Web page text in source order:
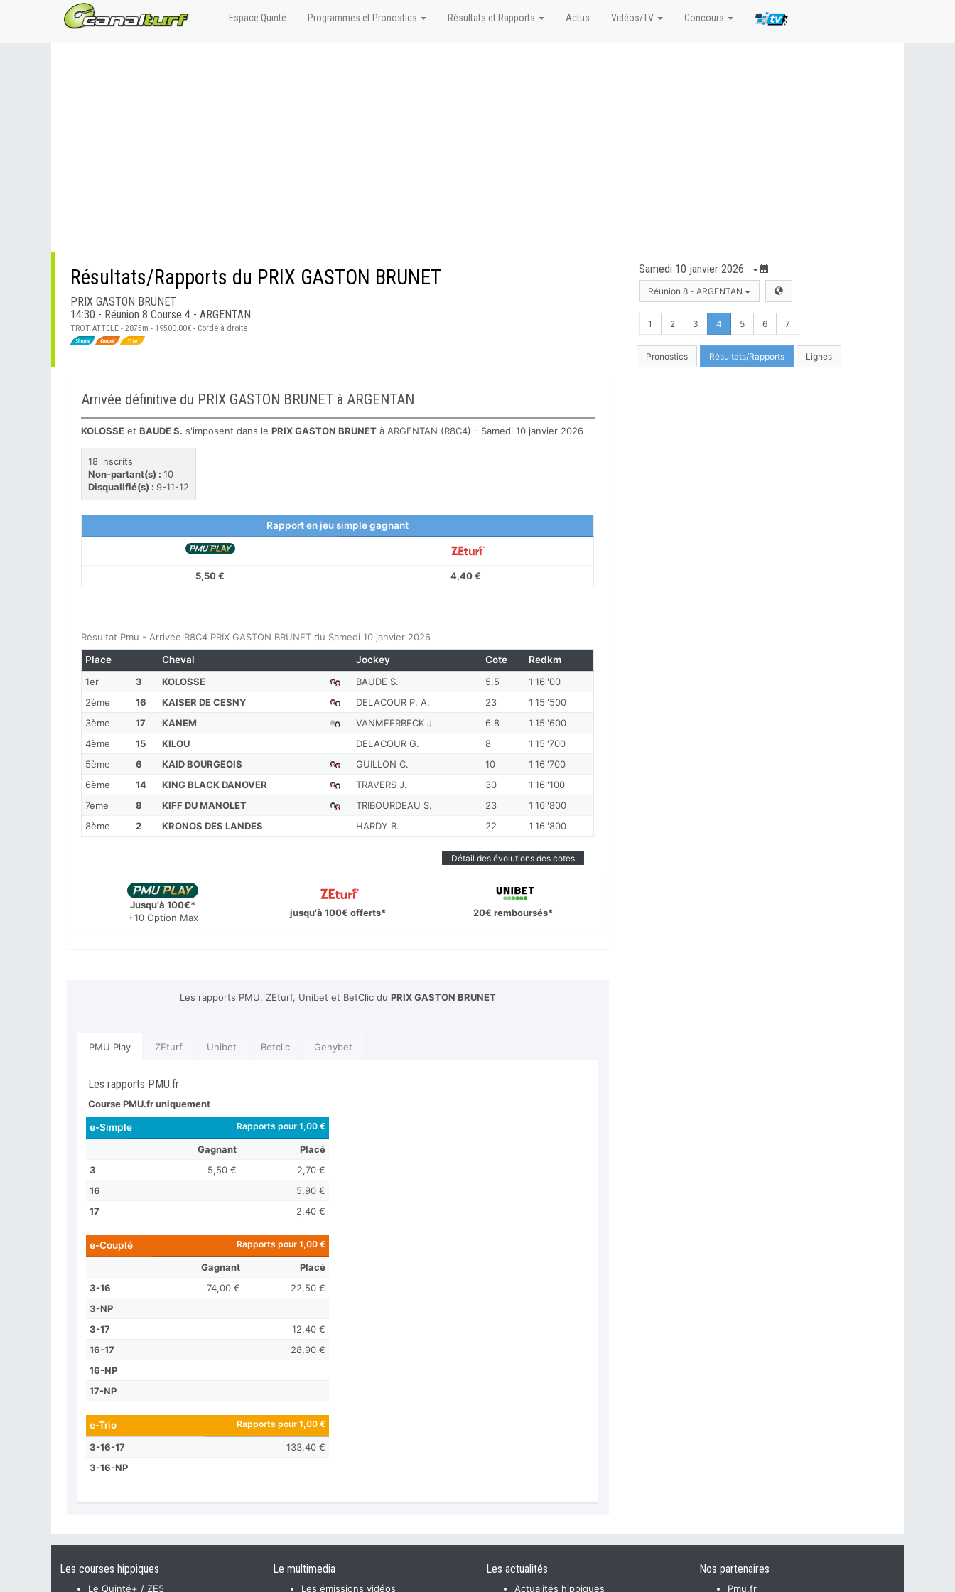
Résultats/Rapports du PRIX GASTON BRUNET
PRIX GASTON BRUNET
14:30 - Réunion 8 Course 4 - ARGENTAN
TROT ATTELE - 2875m - 19500.00€ - Corde à droite
Samedi 10 janvier 2026
Réunion 8 - ARGENTAN
1 2 3 4 5 6 7
Pronostics Résultats/Rapports Lignes
Arrivée définitive du PRIX GASTON BRUNET à ARGENTAN
KOLOSSE et BAUDE S. s'imposent dans le PRIX GASTON BRUNET à ARGENTAN (R8C4) - Samedi 10 janvier 2026
18 inscrits
Non-partant(s) : 10
Disqualifié(s) : 9-11-12
Rapport en jeu simple gagnant
5,50 € 4,40 €
Résultat Pmu - Arrivée R8C4 PRIX GASTON BRUNET du Samedi 10 janvier 2026
1er 3 KOLOSSE BAUDE S. 5.5
1'16''00
2ème
16 KAISER DE CESNY DELACOUR P. A. 23
1'15''500
3ème
17 KANEM VANMEERBECK J. 6.8
1'15''600
4ème
15 KILOU DELACOUR G. 8
1'15''700
5ème
6 KAID BOURGEOIS GUILLON C. 10
1'16''700
6ème
14 KING BLACK DANOVER TRAVERS J. 30
1'16''100
7ème
8 KIFF DU MANOLET TRIBOURDEAU S. 23
1'16''800
8ème
2 KRONOS DES LANDES HARDY B. 22 1'16''800
Place Cheval Jockey Cote Redkm
Détail des évolutions des cotes
Jusqu'à 100€*
+10 Option Max
jusqu'à 100€ offerts* 20€ remboursés*
Les rapports PMU, ZEturf, Unibet et BetClic du PRIX GASTON BRUNET
PMU Play ZEturf Unibet Betclic Genybet
Les rapports PMU.fr
Course PMU.fr uniquement
e-Simple Rapports pour 1,00 €
Gagnant
Placé
3
5,50 €
2,70 €
16
5,90 €
17
2,40 €
e-Couplé Rapports pour 1,00 €
Gagnant
Placé
3-16
74,00 €
22,50 €
3-NP
3-17
12,40 €
16-17
28,90 €
16-NP
17-NP
e-Trio Rapports pour 1,00 €
3-16-17
133,40 €
3-16-NP
Espace Quinté Programmes et Pronostics Résultats et Rapports Actus Vidéos/TV Concours
Les courses hippiques
Le Quinté+ / ZE5
Le multimedia
Les émissions vidéos
Les actualités
Actualités hippiques
Nos partenaires
Pmu.fr